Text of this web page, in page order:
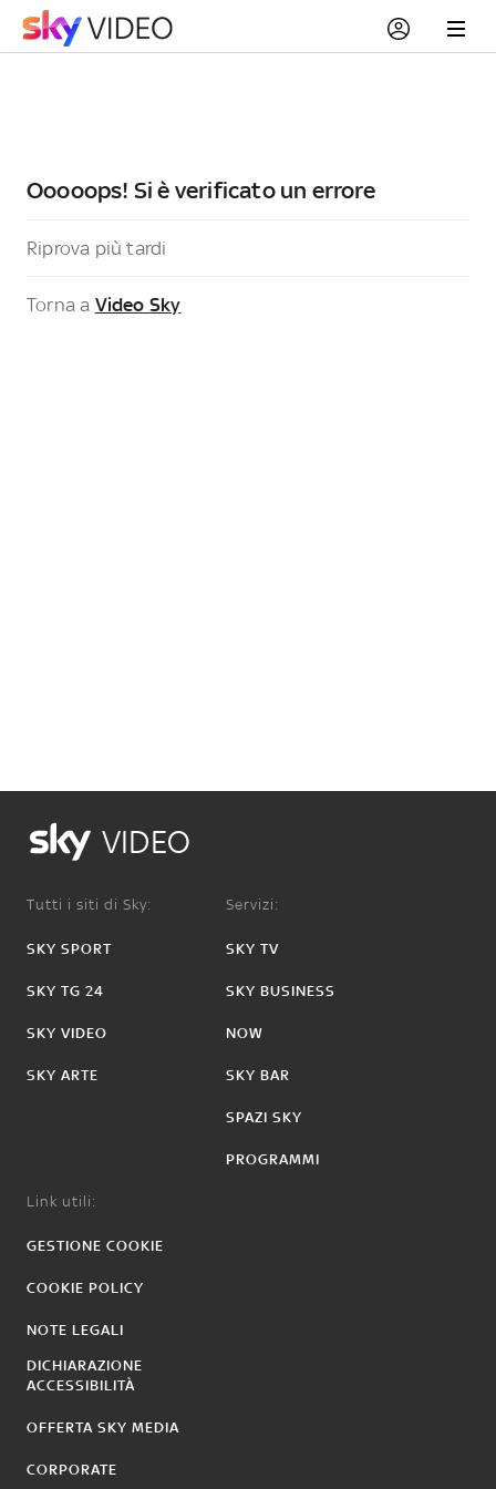
Ooooops! Si è verificato un errore
Riprova più tardi
Torna a Video Sky
VIDEO
Tutti i siti di Sky:
SKY SPORT
SKY TG 24
SKY VIDEO
SKY ARTE
Servizi:
SKY TV
SKY BUSINESS
NOW
SKY BAR
SPAZI SKY
PROGRAMMI
Link utili:
GESTIONE COOKIE
COOKIE POLICY
NOTE LEGALI
DICHIARAZIONE
ACCESSIBILITÀ
OFFERTA SKY MEDIA
CORPORATE